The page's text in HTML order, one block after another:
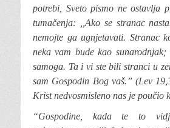
potrebi, Sveto pismo ne ostavlja
tumačenja: ,,Ako se stranac
nemojte ga ugnjetavati. Stranac
neka vam bude kao
samoga. Ta i vi ste bili stranci u
sam Gospodin Bog vaš.” (Lev
Krist nedvosmisleno nas je poučio
“Gospodine, kada te to